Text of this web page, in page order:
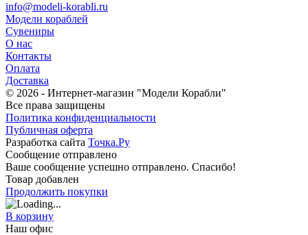
info@modeli-korabli.ru
Модели кораблей
Сувениры
О нас
Контакты
Оплата
Доставка
© 2026 - Интернет-магазин "Модели Корабли"
Все права защищены
Политика конфиденциальности
Публичная оферта
Разработка сайта Точка.Ру
Сообщение отправлено
Ваше сообщение успешно отправлено. Спасибо!
Товар добавлен
Продолжить покупки
В корзину
Наш офис